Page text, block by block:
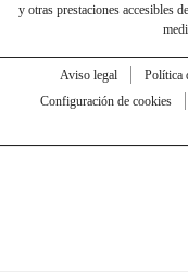
y otras prestaciones accesibles
Aviso legal Política
Configuración de cookies